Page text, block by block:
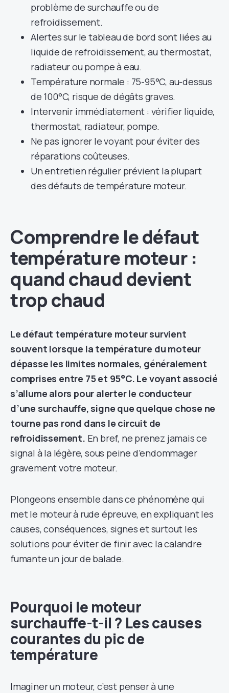
problème de surchauffe ou de
refroidissement.
Alertes sur le tableau de bord sont liées au
liquide de refroidissement, au thermostat,
radiateur ou pompe à eau.
Température normale : 75-95°C, au-dessus
de 100°C, risque de dégâts graves.
Intervenir immédiatement : vérifier liquide,
thermostat, radiateur, pompe.
Ne pas ignorer le voyant pour éviter des
réparations coûteuses.
Un entretien régulier prévient la plupart
des défauts de température moteur.
Comprendre le défaut
température moteur :
quand chaud devient
trop chaud
Le défaut température moteur survient
souvent lorsque la température du moteur
dépasse les limites normales, généralement
comprises entre 75 et 95°C. Le voyant associé
s’allume alors pour alerter le conducteur
d’une surchauffe, signe que quelque chose ne
tourne pas rond dans le circuit de
refroidissement. En bref, ne prenez jamais ce
signal à la légère, sous peine d’endommager
gravement votre moteur.
Plongeons ensemble dans ce phénomène qui
met le moteur à rude épreuve, en expliquant les
causes, conséquences, signes et surtout les
solutions pour éviter de finir avec la calandre
fumante un jour de balade.
Pourquoi le moteur
surchauffe-t-il ? Les causes
courantes du pic de
température
Imaginer un moteur, c’est penser à une